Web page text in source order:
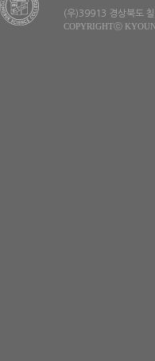
(우)39913 경상북도
COPYRIGHTⓒ